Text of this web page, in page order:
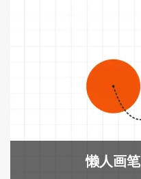
懒人画笔